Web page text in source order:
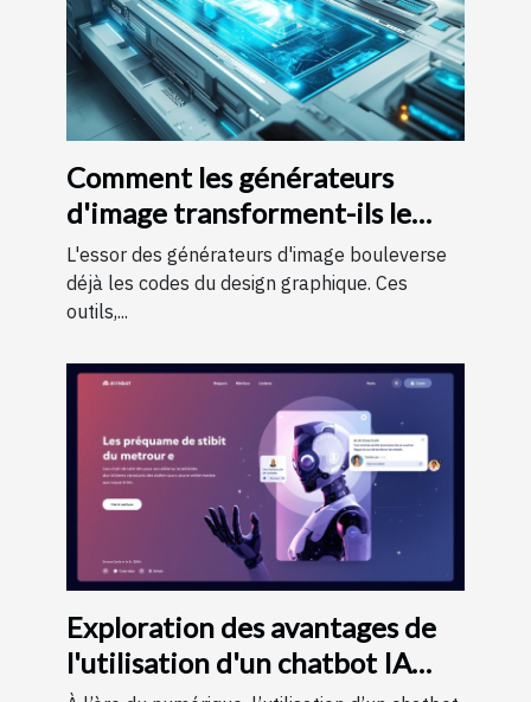
Comment les générateurs
d'image transforment-ils le
monde du design graphique ?
L'essor des générateurs d'image bouleverse
déjà les codes du design graphique. Ces
outils,...
Exploration des avantages de
l'utilisation d'un chatbot IA